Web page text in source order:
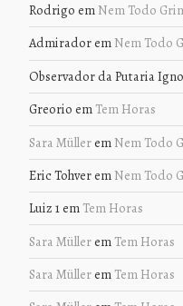
Rodrigo em Nem Todo
Admiradorem Nem Todo
Observador da Putaria
Greorio em Tem Horas
Sara Müllerem Nem Todo
Eric Tohverem Nem Todo
Luiz 1em Tem Horas
Sara Müllerem Tem Horas
Sara Müllerem Tem Horas